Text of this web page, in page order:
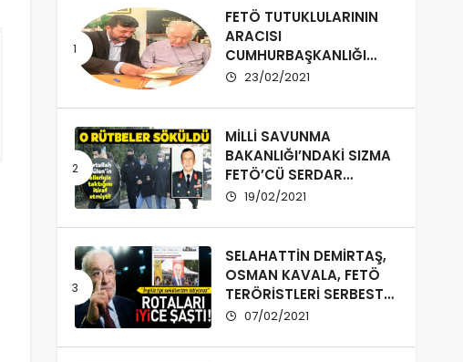
FETÖ TUTUKLULARININ
ARACISI
CUMHURBAŞKANLIĞI
İLETİŞİM
23/02/2021
MİLLİ SAVUNMA
BAKANLIĞI’NDAKİ SIZMA
FETÖ’CÜ SERDAR
ATASOY
19/02/2021
SELAHATTİN DEMİRTAŞ,
OSMAN KAVALA, FETÖ
TERÖRİSTLERİ SERBEST
BIRAKILSIN!
07/02/2021